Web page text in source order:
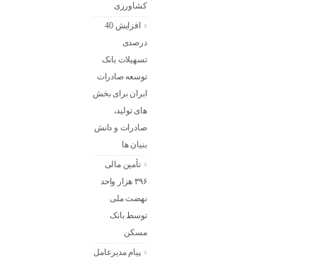
کشاورزی
افزایش 40
درصدی
تسهیلات بانک
توسعه صادرات
ایران برای بخش
های تولید،
صادرات و دانش
بنیان ها
تأمین مالی
۳۹۶ هزار واحد
نهضت ملی
توسط بانک
مسکن
پیام مدیرعامل